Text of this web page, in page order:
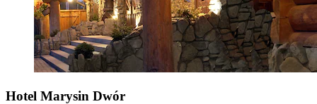
Hotel Marysin Dwór